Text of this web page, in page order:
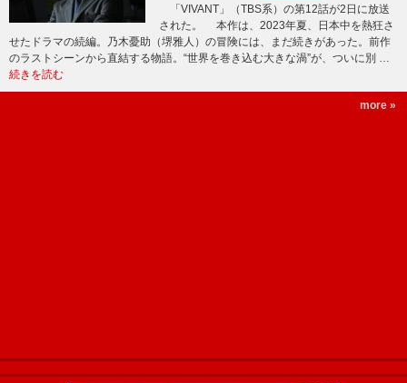
「VIVANT」（TBS系）の第12話が2日に放送
された。 本作は、2023年夏、日本中を熱狂さ
せたドラマの続編。乃木憂助（堺雅人）の冒険には、まだ続きがあった。前作
のラストシーンから直結する物語。“世界を巻き込む大きな渦”が、ついに別 …
続きを読む
more »